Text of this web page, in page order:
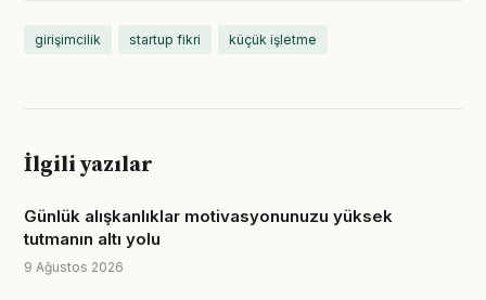
girişimcilik startup fikri küçük işletme
İlgili yazılar
Günlük alışkanlıklar motivasyonunuzu yüksek
tutmanın altı yolu
9 Ağustos 2026